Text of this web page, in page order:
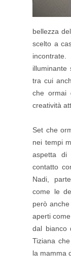
bellezza
scelto a
tra cui
che ormai
creatività
Set che
nei tempi
aspetta
contatto
Nadi,
come le
però
aperti
dal bianco
Tiziana
la mamma